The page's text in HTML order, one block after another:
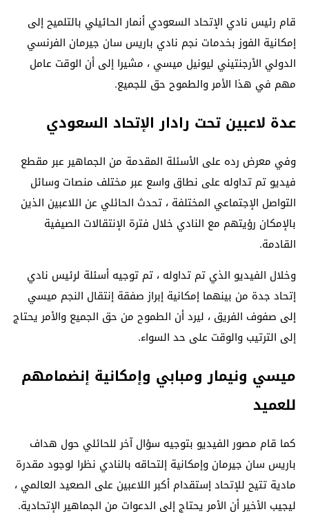
قام رئيس نادي الإتحاد السعودي أنمار الحائيلي بالتلميح إلى
إمكانية الفوز بخدمات نجم نادي باريس سان جيرمان الفرنسي
الدولي الأرجنتيني ليونيل ميسي ، مشيرا إلى أن الوقت عامل
مهم في هذا الأمر والطموح حق للجميع.
عدة لاعبين تحت رادار الإتحاد السعودي
وفي معرض رده على الأسئلة المقدمة من الجماهير عبر مقطع
فيديو تم تداوله على نطاق واسع عبر مختلف منصات وسائل
التواصل الإجتماعي المختلفة ، تحدث الحائلي عن اللاعبين الذين
بالإمكان رؤيتهم مع النادي خلال فترة الإنتقالات الصيفية
القادمة.
وخلال الفيديو الذي تم تداوله ، تم توجيه أسئلة لرئيس نادي
إتحاد جدة من بينهما إمكانية إبراز صفقة إنتقال النجم ميسي
إلى صفوف الفريق ، ليرد أن الطموح من حق الجميع والأمر يحتاج
إلى الترتيب والوقت على حد السواء.
ميسي ونيمار ومبابي وإمكانية إنضمامهم
للعميد
كما قام مصور الفيديو بتوجيه سؤال آخر للحائلي حول هداف
باريس سان جيرمان وإمكانية إلتحاقه بالنادي نظرا لوجود مقدرة
مادية تتيح للإتحاد إستقدام أكبر اللاعبين على الصعيد العالمي ،
ليجيب الأخير أن الأمر يحتاج إلى الدعوات من الجماهير الإتحادية.